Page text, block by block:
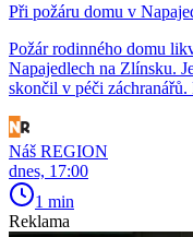
Při požáru domu v
Požár rodinného domu
Napajedlech na Zlínsku.
skončil v péči
Náš REGION
dnes, 17:00
1 min
Reklama